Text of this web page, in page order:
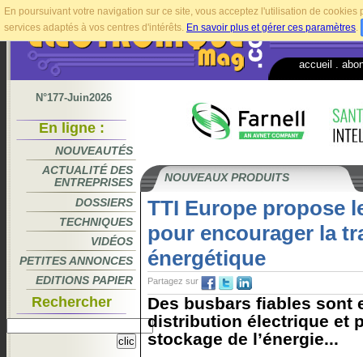
En poursuivant votre navigation sur ce site, vous acceptez l'utilisation de
services adaptés à vos centres d'intérêts. En savoir plus et gérer ces paramètres.
accueil
N°177-Juin2026
En ligne :
NOUVEAUTÉS
ACTUALITÉ DES
ENTREPRISES
DOSSIERS
TECHNIQUES
VIDÉOS
PETITES ANNONCES
EDITIONS PAPIER
Rechercher
NOUVEAUX PRODUITS
TTI Europe propose
pour encourager la
énergétique
Partagez sur
Des busbars fiables sont
distribution électrique et
stockage de l’énergie...